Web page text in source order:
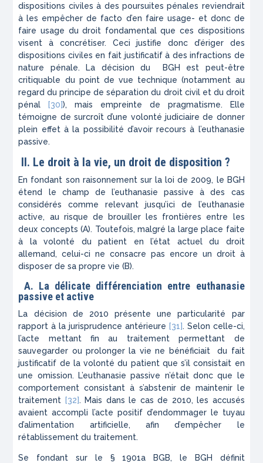
dispositions civiles à des poursuites pénales reviendrait
à les empêcherde facto d’en faire usage- et donc de
faire usage du droit fondamental que ces dispositions
visent à concrétiser. Ceci justifie donc d’ériger des
dispositions civiles en fait justificatif à des infractions de
nature pénale. La décision du
BGH
est peut-être
critiquable du point de vue technique (notamment au
regard du principe de séparation du droit civil et du droit
pénal
[30]), mais empreinte de pragmatisme. Elle
témoigne de surcroît d’une volonté judiciaire de donner
plein effet à la possibilité d’avoir recours à l’euthanasie
passive.
II. Le droit à la vie, un droit de disposition ?
En fondant son raisonnement sur la loi de 2009, le BGH
étend le champ de l’euthanasie passive à des cas
considérés comme relevant jusqu’ici de l’euthanasie
active, au risque de brouiller les frontières entre les
deux concepts (A). Toutefois, malgré la large place faite
à la volonté du patient en l’état actuel du droit
allemand, celui-ci ne consacre pas encore un droit à
disposer de sa propre vie (B).
A. La délicate différenciation entre euthanasie
passive et active
La décision de 2010 présente une particularité par
rapport à la jurisprudence antérieure [31]. Selon celle-ci,
l’acte mettant fin au traitement permettant de
sauvegarder ou prolonger la vie ne bénéficiait du fait
justificatif de la volonté du patient que s’il consistait en
une omission. L’euthanasie passive n’était donc que le
comportement consistant à s’abstenir de maintenir le
traitement [32]. Mais dans le cas de 2010, les accusés
avaient accompli l’acte positif d’endommager le tuyau
d’alimentation artificielle, afin d’empêcher le
rétablissement du traitement.
Se fondant sur le § 1901a BGB, le BGH
définit